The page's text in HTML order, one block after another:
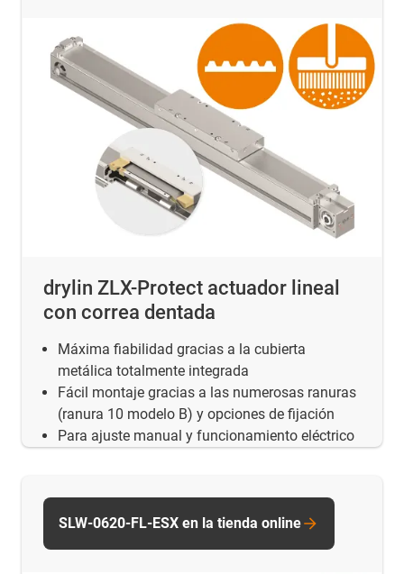
drylin ZLX-Protect actuador lineal
con correa dentada
Máxima fiabilidad gracias a la cubierta
metálica totalmente integrada
Fácil montaje gracias a las numerosas ranuras
(ranura 10 modelo B) y opciones de fijación
Para ajuste manual y funcionamiento eléctrico
SLW-0620-FL-ESX en la tienda online